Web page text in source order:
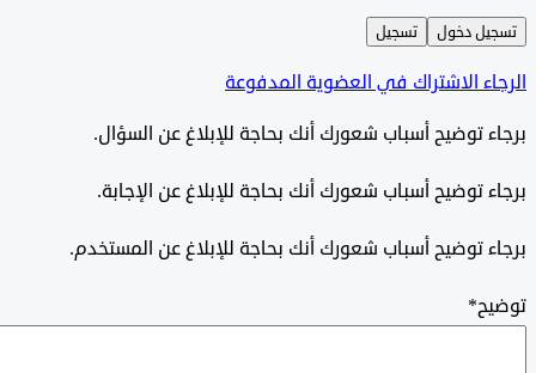
دخول تسجيل
الاشتراك في العضوية المدفوعة
توضيح أسباب شعورك أنك بحاجة للإبلاغ عن السؤال.
توضيح أسباب شعورك أنك بحاجة للإبلاغ عن الإجابة.
توضيح أسباب شعورك أنك بحاجة للإبلاغ عن المستخدم.
*